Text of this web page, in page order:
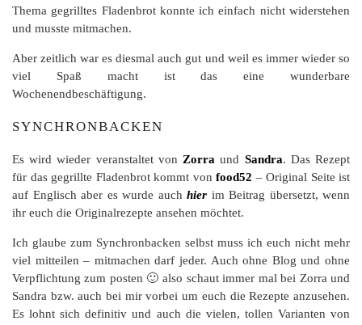
Thema gegrilltes Fladenbrot konnte ich einfach nicht widerstehen
und musste mitmachen.
Aber zeitlich war es diesmal auch gut und weil es immer wieder so
viel Spaß macht ist das eine wunderbare
Wochenendbeschäftigung.
SYNCHRONBACKEN
Es wird wieder veranstaltet von Zorra und Sandra. Das Rezept
für das gegrillte Fladenbrot kommt von food52 – Original Seite ist
auf Englisch aber es wurde auch hier im Beitrag übersetzt, wenn
ihr euch die Originalrezepte ansehen möchtet.
Ich glaube zum Synchronbacken selbst muss ich euch nicht mehr
viel mitteilen – mitmachen darf jeder. Auch ohne Blog und ohne
Verpflichtung zum posten 🙂 also schaut immer mal bei Zorra und
Sandra bzw. auch bei mir vorbei um euch die Rezepte anzusehen.
Es lohnt sich definitiv und auch die vielen, tollen Varianten von